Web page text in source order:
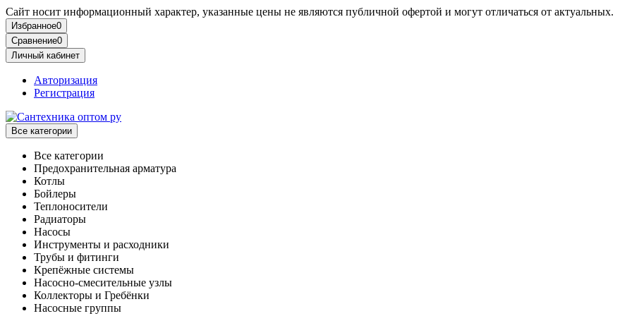
Сайт носит информационный характер, указанные цены не являются публичной офертой и могут отличаться от актуальных.
Избранное0
Сравнение0
Личный кабинет
Авторизация
Регистрация
Все категории
Все категории
Предохранительная арматура
Котлы
Бойлеры
Теплоносители
Радиаторы
Насосы
Инструменты и расходники
Трубы и фитинги
Крепёжные системы
Насосно-смесительные узлы
Коллекторы и Гребёнки
Насосные группы